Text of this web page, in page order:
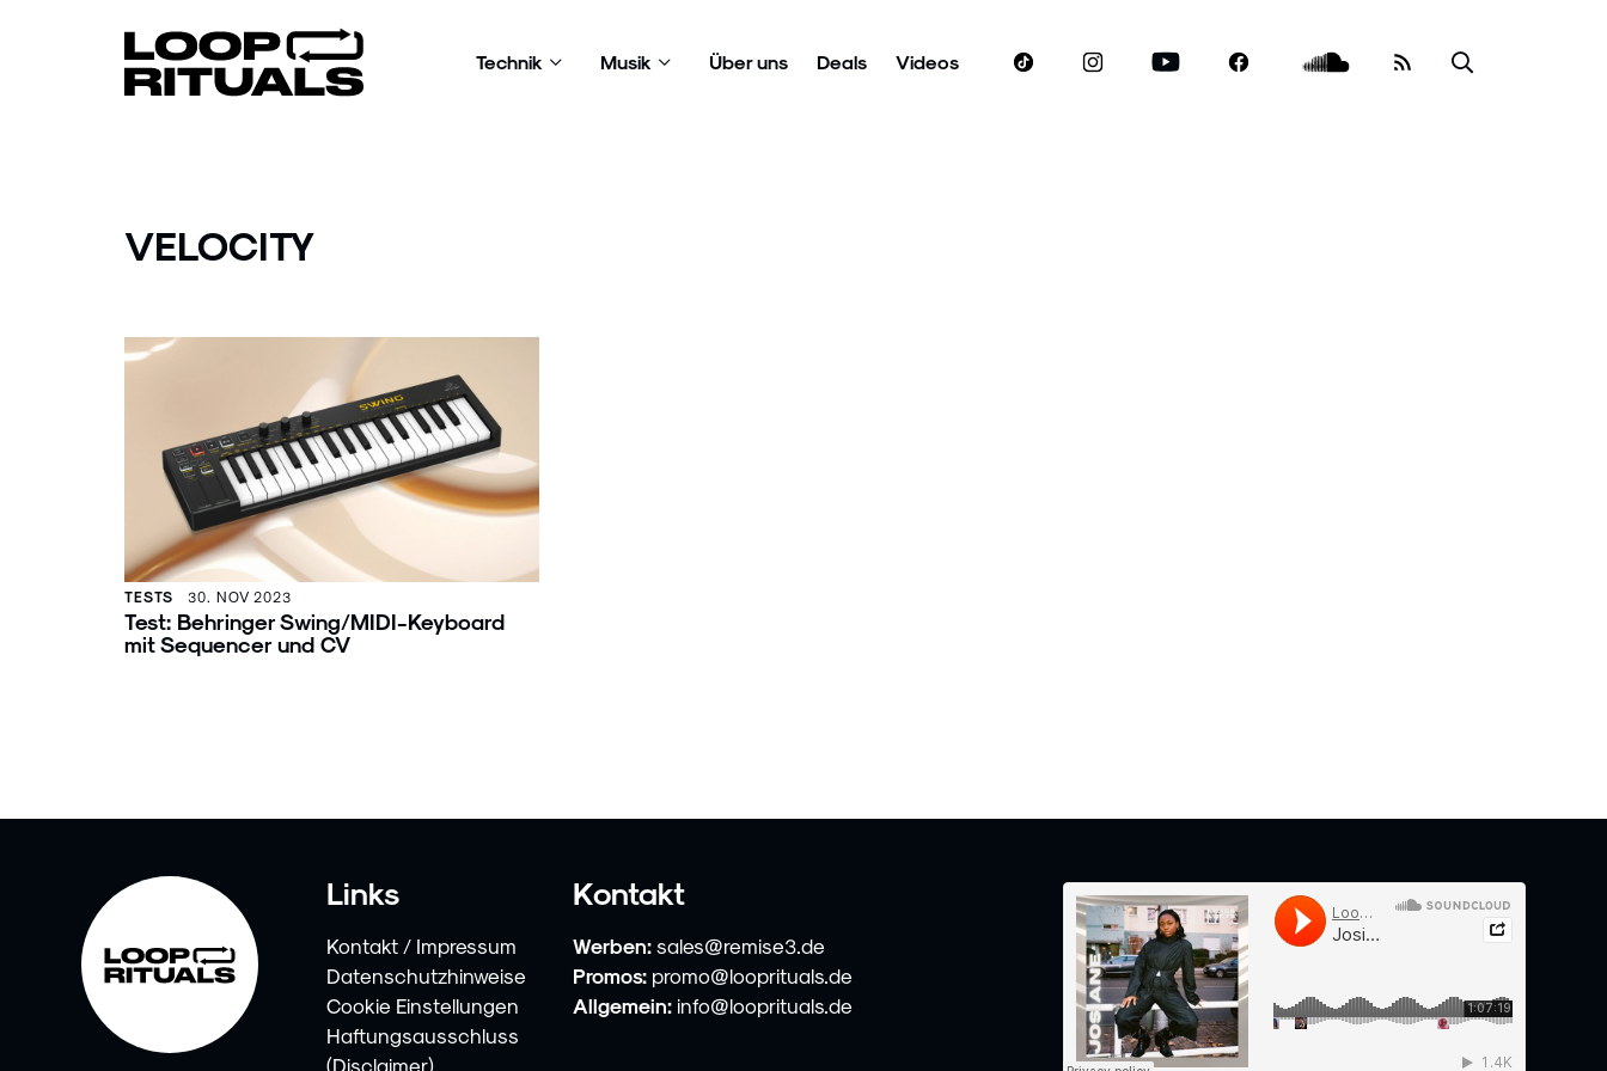
Technik Musik Über uns Deals Videos
VELOCITY
TESTS 30. NOV 2023
Test: Behringer Swing/MIDI-Keyboard
mit Sequencer und CV
Links
Kontakt / Impressum
Datenschutzhinweise
Cookie Einstellungen
Haftungsausschluss
(Disclaimer)
Kontakt
Werben: sales@remise3.de
Promos: promo@looprituals.de
Allgemein: info@looprituals.de